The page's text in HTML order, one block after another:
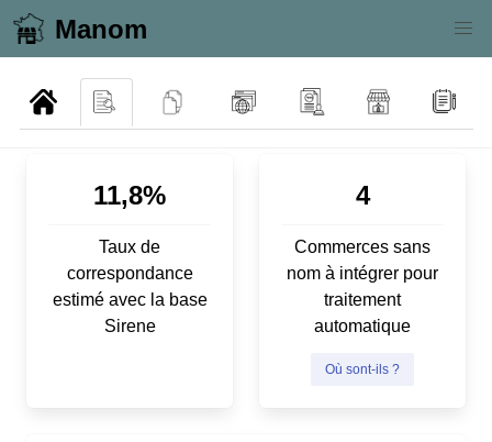
Manom
11,8%
Taux de
correspondance
estimé avec la base
Sirene
4
Commerces sans
nom à intégrer pour
traitement
automatique
Où sont-ils ?